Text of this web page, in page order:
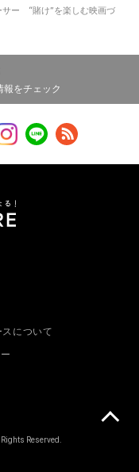
サー “賭け”を楽しむ映画づ
報をチェック
について
Reserved.